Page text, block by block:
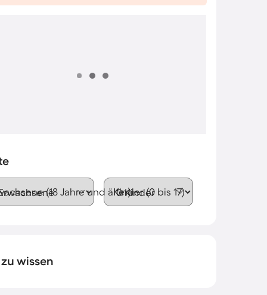
(18 Jahre und älter)Kinder (0 bis 17)
wissen